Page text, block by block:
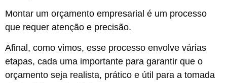
Montar um orçamento empresarial é um processo
que requer atenção e precisão.
Afinal, como vimos, esse processo envolve várias
etapas, cada uma importante para garantir que o
orçamento seja realista, prático e útil para a tomada